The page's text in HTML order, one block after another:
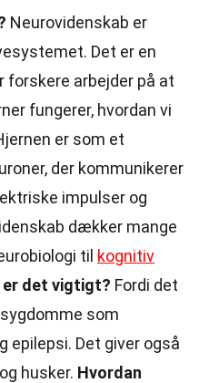
Neurovidenskab er
Det er en
forskere arbejder på at
fungerer, hvordan vi
er som et
der kommunikerer
impulser og
dækker mange
til kognitiv
det vigtigt? Fordi det
som
epilepsi. Det giver også
husker. Hvordan